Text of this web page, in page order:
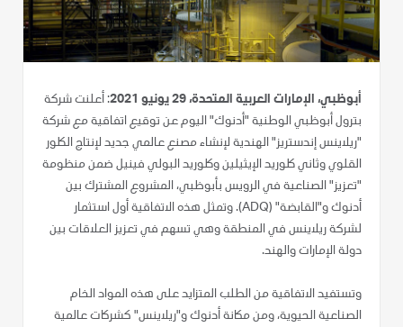
أبوظبي، الإمارات العربية المتحدة، 29 يونيو 2021
: أعلنت شركة
بترول أبوظبي الوطنية "أدنوك" اليوم عن توقيع اتفاقية مع شركة
"ريلاينس إندستريز" الهندية لإنشاء مصنع عالمي جديد لإنتاج الكلور
القلوي وثاني كلوريد الإيثيلين وكلوريد البولي فينيل ضمن منظومة
"تعزيز" الصناعية في الرويس بأبوظبي، المشروع المشترك بين
أدنوك و"القابضة" (ADQ). وتمثل هذه الاتفاقية أول استثمار
لشركة ريلاينس في المنطقة وهي تسهم في تعزيز العلاقات بين
دولة الإمارات والهند.
وتستفيد الاتفاقية من الطلب المتزايد على هذه المواد الخام
الصناعية الحيوية، ومن مكانة أدنوك و"ريلاينس" كشركات عالمية